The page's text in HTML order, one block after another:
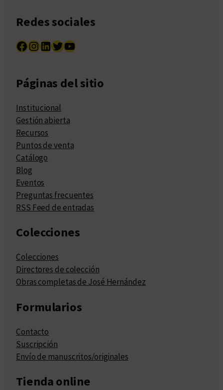
Redes sociales
Facebook InstagramLinkedIn Twitter YouTube
Páginas del sitio
Institucional
Gestión abierta
Recursos
Puntos de venta
Catálogo
Blog
Eventos
Preguntas frecuentes
RSS Feed de entradas
Colecciones
Colecciones
Directores de colección
Obras completas de José Hernández
Formularios
Contacto
Suscripción
Envío de manuscritos/originales
Tienda online